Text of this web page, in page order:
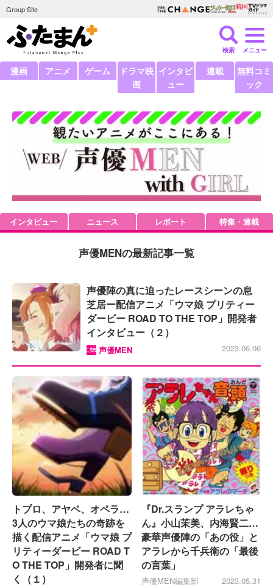
Group Site
検索 メニュー
漫画 アニメ ゲーム
ドラマ映
画
インタビ
ュー
連載
無料コミ
ック
インタビュー ニュース レポート 特集・連載
声優MENの最新記事一覧
声優陣の真に迫ったレースシーンの息
芝居ー配信アニメ「ウマ娘 プリティー
ダービー ROAD TO THE TOP」開発者
インタビュー（２）
声優MEN 2023.06.06
トプロ、アヤベ、オペラ…
3人のウマ娘たちの奇跡を
描く配信アニメ「ウマ娘 プ
リティーダービー ROAD T
O THE TOP」開発者に聞
く（１）
『Dr.スランプ アラレちゃ
ん』小山茉美、内海賢二…
豪華声優陣の「あの役」と
アラレから千兵衛の「最後
の言葉」
声優MEN編集部
2023.05.31